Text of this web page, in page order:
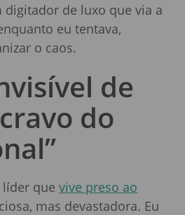
digitador de luxo que via a
eu tentava,
o caos.
de
do
líder quevive preso ao
mas devastadora. Eu